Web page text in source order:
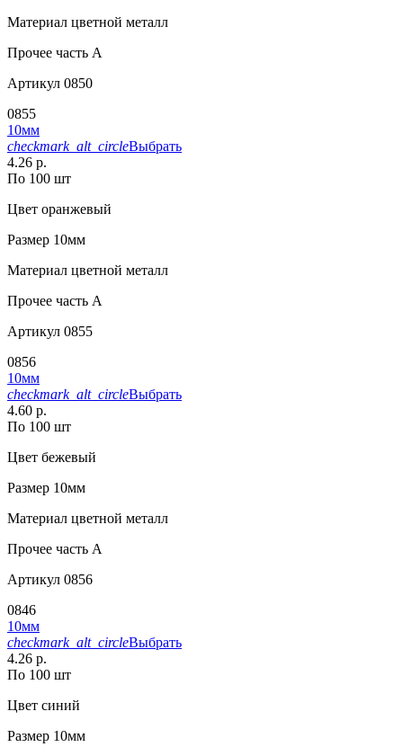
Материал цветной металл
Прочее часть A
Артикул 0850
0855
10мм
checkmark_alt_circleВыбрать
4.26 р.
По 100 шт
Цвет оранжевый
Размер 10мм
Материал цветной металл
Прочее часть A
Артикул 0855
0856
10мм
checkmark_alt_circleВыбрать
4.60 р.
По 100 шт
Цвет бежевый
Размер 10мм
Материал цветной металл
Прочее часть A
Артикул 0856
0846
10мм
checkmark_alt_circleВыбрать
4.26 р.
По 100 шт
Цвет синий
Размер 10мм